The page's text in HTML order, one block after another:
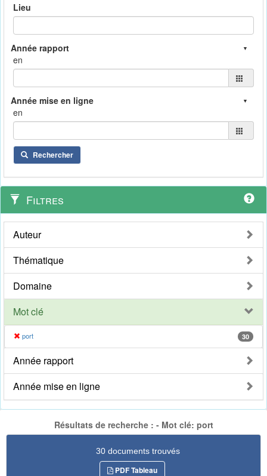
Lieu
en
en
Rechercher
Filtres
Auteur
Thématique
Domaine
Mot clé
port 30
Année rapport
Année mise en ligne
Résultats de recherche : - Mot clé: port
30 documents trouvés
PDF Tableau